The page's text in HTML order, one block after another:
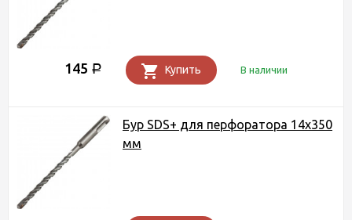
145 Р Купить В наличии
Бур SDS+ для перфоратора 14х350
мм